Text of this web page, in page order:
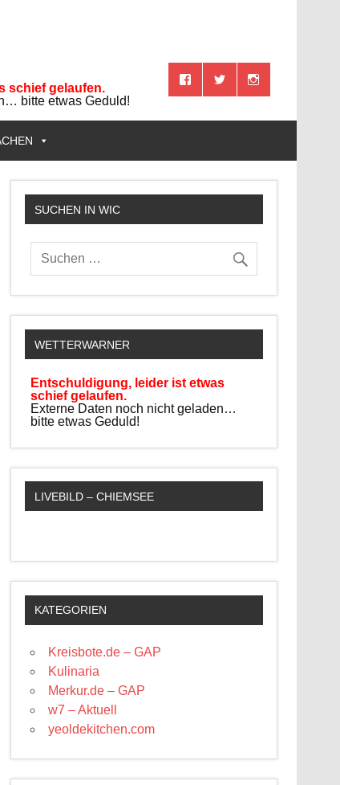
schief gelaufen.
bitte etwas Geduld!
SUCHEN IN WIC
WETTERWARNER
Entschuldigung, leider ist etwas
schief gelaufen.
Externe Daten noch nicht geladen…
bitte etwas Geduld!
LIVEBILD – CHIEMSEE
KATEGORIEN
Kreisbote.de – GAP
Kulinaria
Merkur.de – GAP
w7 – Aktuell
yeoldekitchen.com